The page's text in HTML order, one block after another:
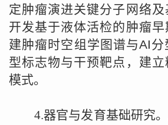
定肿瘤演进关键分子网络及
开发基于液体活检的肿瘤
建肿瘤时空组学图谱与AI分
型标志物与干预靶点，建
模式。
4.器官与发育基础研究